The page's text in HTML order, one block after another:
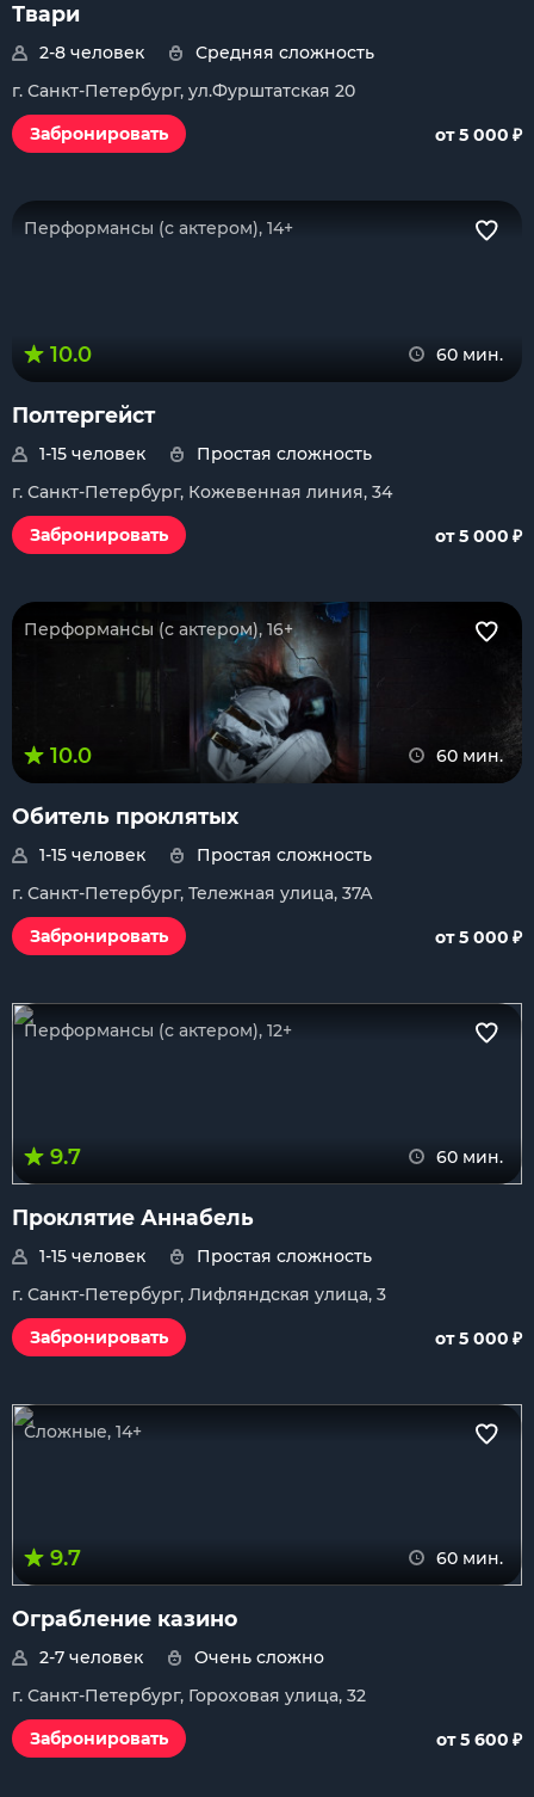
Твари
2-8 человек
Средняя сложность
г. Санкт-Петербург, ул.Фурштатская 20
Забронировать
от 5 000 ₽
Перформансы (с актером), 14+
10.0 60 мин.
Полтергейст
1-15 человек
Простая сложность
г. Санкт-Петербург, Кожевенная линия, 34
Забронировать
от 5 000 ₽
Перформансы (с актером), 16+
10.0 60 мин.
Обитель проклятых
1-15 человек
Простая сложность
г. Санкт-Петербург, Тележная улица, 37А
Забронировать
от 5 000 ₽
Перформансы (с актером), 12+
9.7 60 мин.
Проклятие Аннабель
1-15 человек
Простая сложность
г. Санкт-Петербург, Лифляндская улица, 3
Забронировать
от 5 000 ₽
Сложные, 14+
9.7 60 мин.
Ограбление казино
2-7 человек
Очень сложно
г. Санкт-Петербург, Гороховая улица, 32
Забронировать
от 5 600 ₽